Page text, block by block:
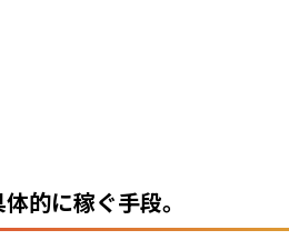
的に稼ぐ手段。